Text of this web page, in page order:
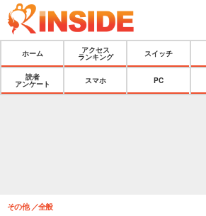
ホーム
アクセス
ランキング
スイッチ
読者
アンケート
スマホ PC
その他 全般